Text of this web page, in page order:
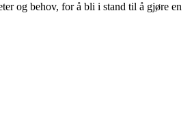
og behov, for å bli i stand til å gjøre en